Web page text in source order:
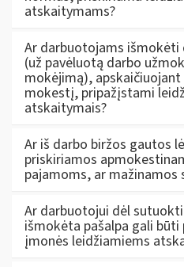
atskaitymams?
Ar darbuotojams išmokėti
(už pavėluotą darbo
mokėjimą), apskaičiuojant
mokestį, pripažįstami
atskaitymais?
Ar iš darbo biržos gautos
priskiriamos
pajamoms, ar mažinamos
Ar darbuotojui dėl
išmokėta pašalpa gali būti
įmonės leidžiamiems